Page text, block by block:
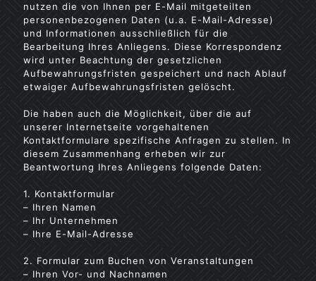
nutzen die von Ihnen per E-Mail mitgeteilten
personenbezogenen Daten (u.a. E-Mail-Adresse)
und Informationen ausschließlich für die
Bearbeitung Ihres Anliegens. Diese Korrespondenz
wird unter Beachtung der gesetzlichen
Aufbewahrungsfristen gespeichert und nach Ablauf
etwaiger Aufbewahrungsfristen gelöscht.
Die haben auch die Möglichkeit, über die auf
unserer Internetseite vorgehaltenen
Kontaktformulare spezifische Anfragen zu stellen. In
diesem Zusammenhang erheben wir zur
Beantwortung Ihres Anliegens folgende Daten:
1. Kontaktformular
– Ihren Namen
– Ihr Unternehmen
– Ihre E-Mail-Adresse
2. Formular zum Buchen von Veranstaltungen
– Ihren Vor- und Nachnamen